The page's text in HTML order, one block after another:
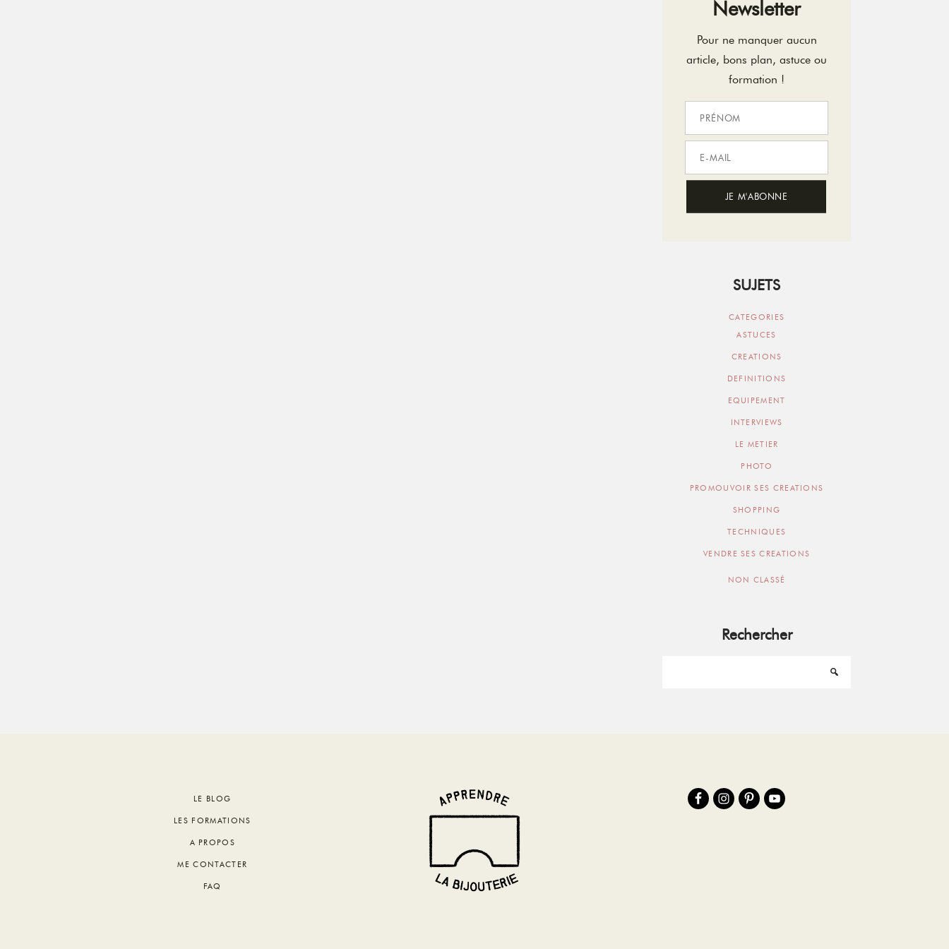
Newsletter
Pour ne manquer aucun
article, bons plan, astuce ou
formation !
SUJETS
CATEGORIES
ASTUCES
CREATIONS
DEFINITIONS
EQUIPEMENT
INTERVIEWS
LE METIER
PHOTO
PROMOUVOIR SES CREATIONS
SHOPPING
TECHNIQUES
VENDRE SES CREATIONS
NON CLASSÉ
Rechercher
LE BLOG
LES FORMATIONS
A PROPOS
ME CONTACTER
FAQ